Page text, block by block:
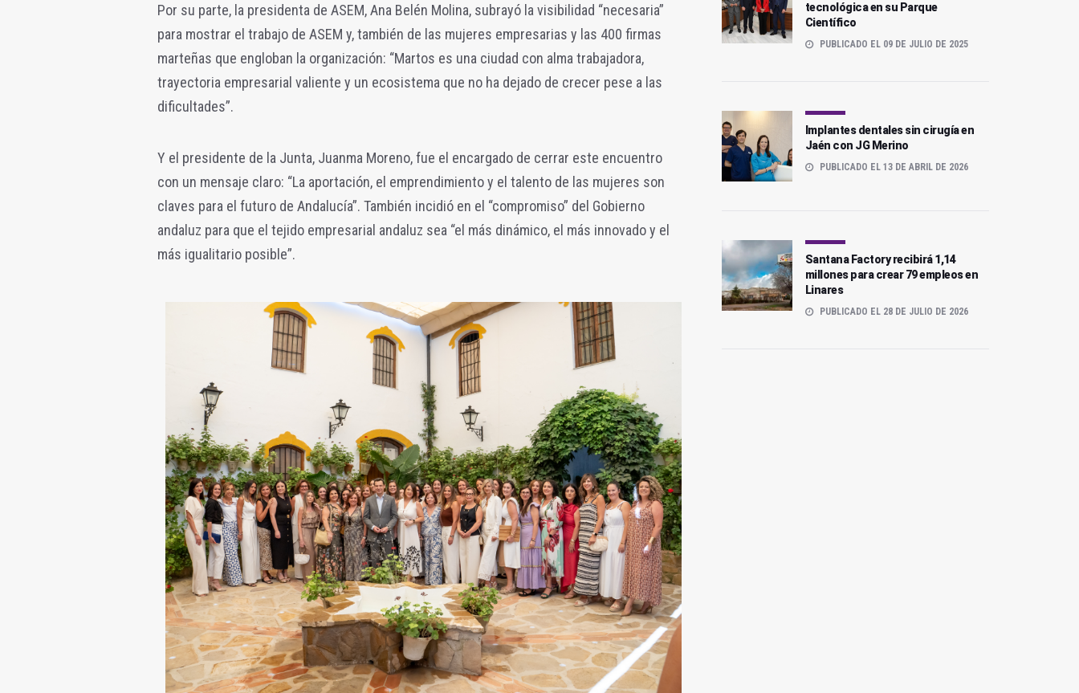
Por su parte, la presidenta de ASEM, Ana Belén Molina, subrayó la visibilidad “necesaria”
para mostrar el trabajo de ASEM y, también de las mujeres empresarias y las 400 firmas
marteñas que engloban la organización: “Martos es una ciudad con alma trabajadora,
trayectoria empresarial valiente y un ecosistema que no ha dejado de crecer pese a las
dificultades”.
Y el presidente de la Junta, Juanma Moreno, fue el encargado de cerrar este encuentro
con un mensaje claro: “La aportación, el emprendimiento y el talento de las mujeres son
claves para el futuro de Andalucía”. También incidió en el “compromiso” del Gobierno
andaluz para que el tejido empresarial andaluz sea “el más dinámico, el más innovado y el
más igualitario posible”.
tecnológica en su Parque
Científico
PUBLICADO EL 09 DE JULIO DE 2025
Implantes dentales sin cirugía en
Jaén con JG Merino
PUBLICADO EL 13 DE ABRIL DE 2026
Santana Factory recibirá 1,14
millones para crear 79 empleos en
Linares
PUBLICADO EL 28 DE JULIO DE 2026